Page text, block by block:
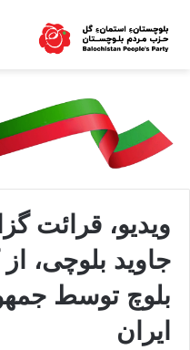
ویدیو، قرائت
جاوید بلوچی،
بلوچ توسط
ایران